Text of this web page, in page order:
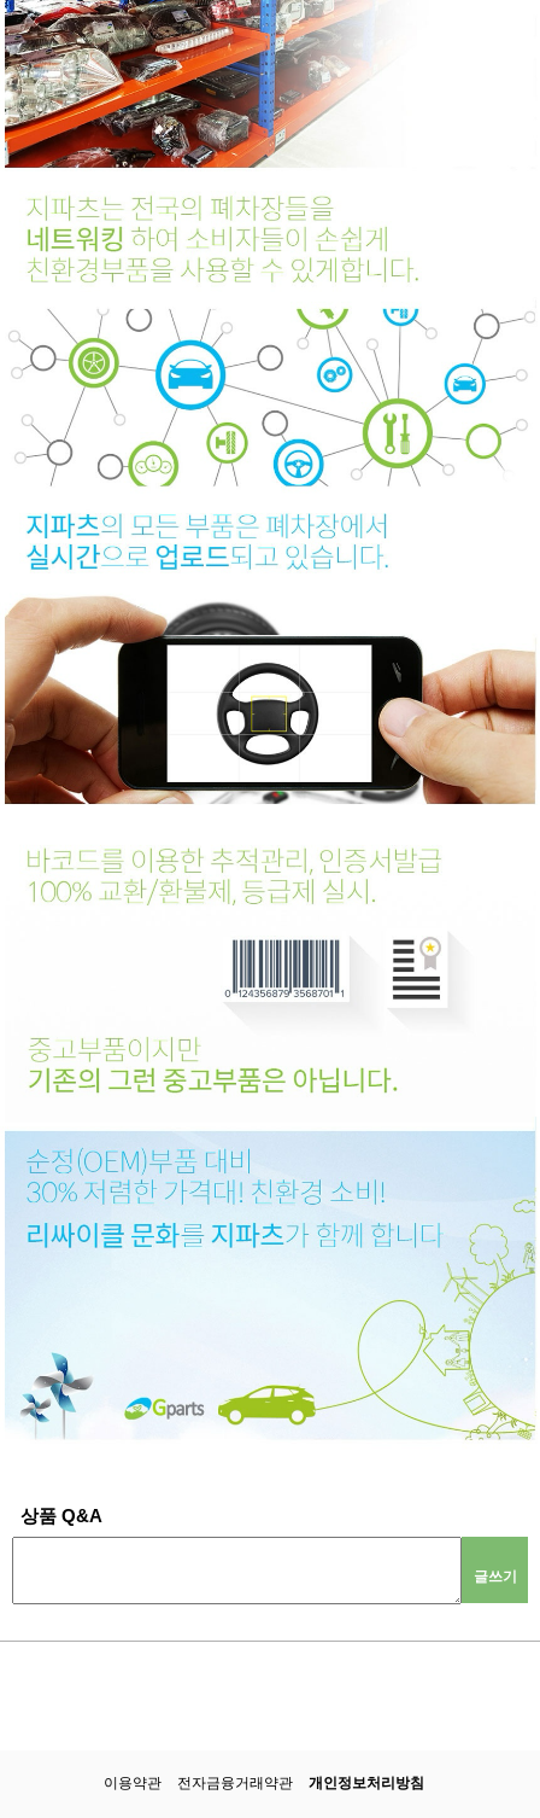
상품 Q&A
글쓰기
이용약관 전자금융거래약관 개인정보처리방침